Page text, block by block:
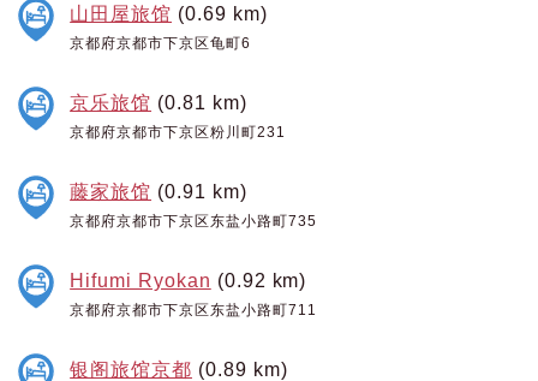
山田屋旅馆 (0.69 km)
京都府京都市下京区龟町6
京乐旅馆 (0.81 km)
京都府京都市下京区粉川町231
藤家旅馆 (0.91 km)
京都府京都市下京区东盐小路町735
Hifumi Ryokan (0.92 km)
京都府京都市下京区东盐小路町711
银阁旅馆京都 (0.89 km)